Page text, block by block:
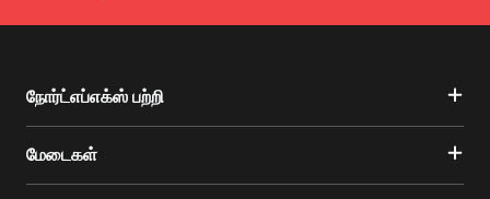
நோர்ட்எப்எக்ஸ் பற்றி
மேடைகள்